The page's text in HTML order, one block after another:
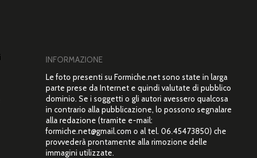
INFORMAZIONE
Le foto presenti su Formiche.net sono state in larga
parte prese da Internet e quindi valutate di pubblico
dominio. Se i soggetti o gli autori avessero qualcosa
in contrario alla pubblicazione, lo possono segnalare
alla redazione (tramite e-mail:
formiche.net@gmail.com o al tel. 06.45473850) che
provvederà prontamente alla rimozione delle
immagini utilizzate.